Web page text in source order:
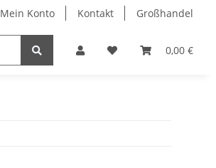
Mein Konto Kontakt Großhandel
0,00 €
PVC Kartendrucker & Zubehör TiDis